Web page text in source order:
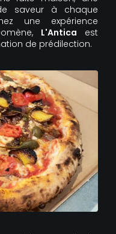
saveur à chaque
une expérience
L'Antica est
de prédilection.